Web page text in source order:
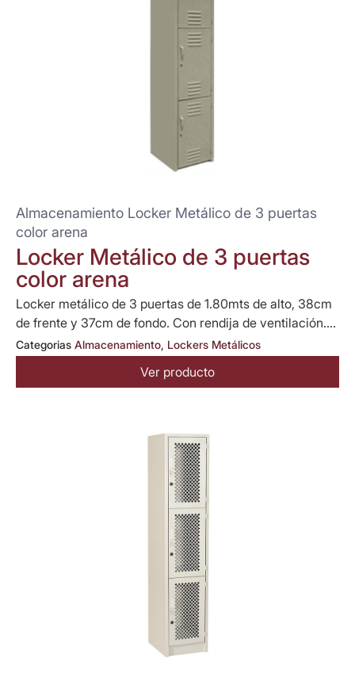
Almacenamiento Locker Metálico de 3 puertas
color arena
Locker Metálico de 3 puertas
color arena
Locker metálico de 3 puertas de 1.80mts de alto, 38cm
de frente y 37cm de fondo. Con rendija de ventilación....
Categorias Almacenamiento, Lockers Metálicos
Ver producto